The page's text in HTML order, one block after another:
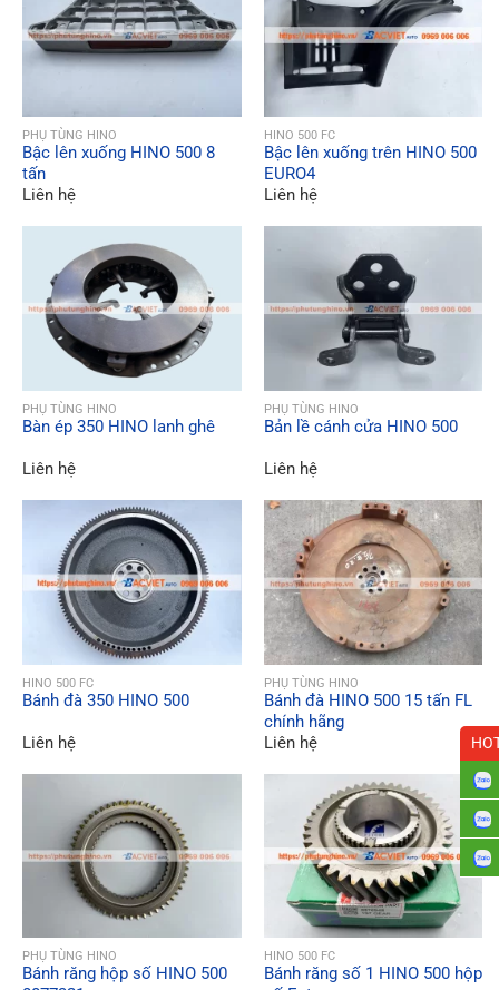
QUICK VIEW
PHỤ TÙNG HINO
Bậc lên xuống HINO 500 8
tấn
Liên hệ
QUICK VIEW
HINO 500 FC
Bậc lên xuống trên HINO 500
EURO4
Liên hệ
QUICK VIEW
PHỤ TÙNG HINO
Bàn ép 350 HINO lanh ghê
Liên hệ
QUICK VIEW
PHỤ TÙNG HINO
Bản lề cánh cửa HINO 500
Liên hệ
QUICK VIEW
HINO 500 FC
Bánh đà 350 HINO 500
Liên hệ
QUICK VIEW
PHỤ TÙNG HINO
Bánh đà HINO 500 15 tấn FL
chính hãng
Liên hệ
QUICK VIEW
PHỤ TÙNG HINO
Bánh răng hộp số HINO 500
QUICK VIEW
HINO 500 FC
Bánh răng số 1 HINO 500 hộp